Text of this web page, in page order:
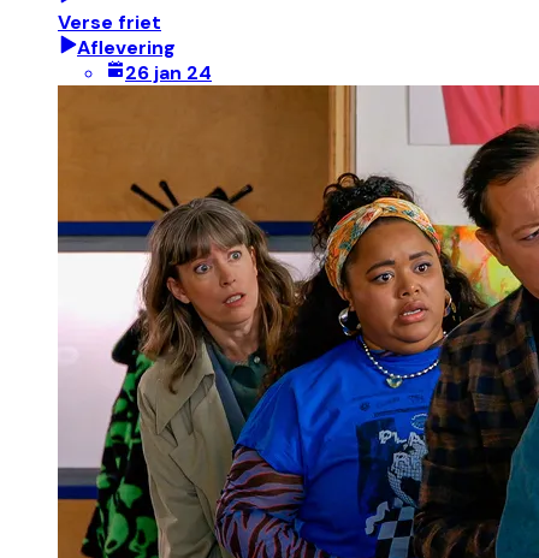
Verse friet
Aflevering
26 jan 24